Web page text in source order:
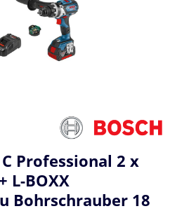
C Professional 2 x
L-BOXX
Bohrschrauber 18